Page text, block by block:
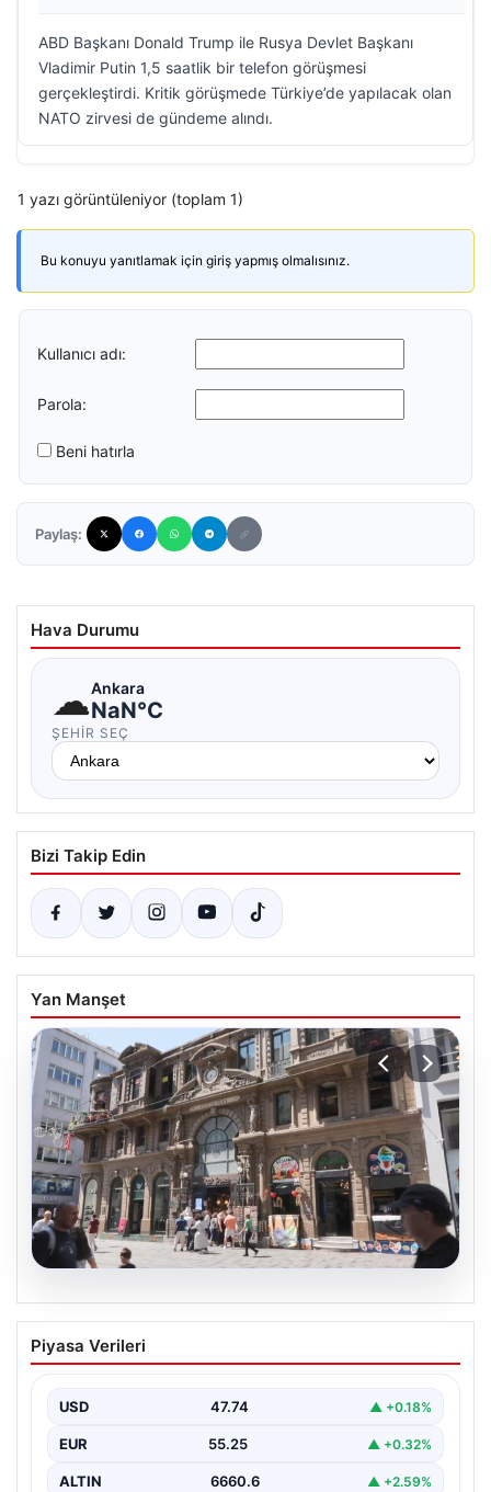
ABD Başkanı Donald Trump ile Rusya Devlet Başkanı
Vladimir Putin 1,5 saatlik bir telefon görüşmesi
gerçekleştirdi. Kritik görüşmede Türkiye’de yapılacak olan
NATO zirvesi de gündeme alındı.
1 yazı görüntüleniyor (toplam 1)
Bu konuyu yanıtlamak için giriş yapmış olmalısınız.
Kullanıcı adı:
Parola:
Beni hatırla
Paylaş:
Hava Durumu
☁Ankara
NaN°C
ŞEHIR SEÇ
Bizi Takip Edin
Yan Manşet
08.08.2026
Çiçek Pasajı’nın Görünümünde Yaşanan
Değişiklikler Tartışma Yarattı
Çiçek Pasajı, son dönemde giriş cephesine
yerleştirilen…
Piyasa Verileri
USD 47.74 ▲ +0.18%
EUR 55.25 ▲ +0.32%
ALTIN 6660.6 ▲ +2.59%